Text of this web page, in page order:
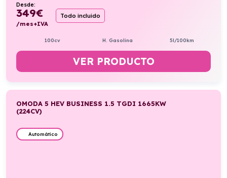
Desde:
349€
/mes+IVA
Todo incluido
100cv H. Gasolina 5l/100km
VER PRODUCTO
OMODA 5 HEV BUSINESS 1.5 TGDI 1665KW
(224CV)
Automático